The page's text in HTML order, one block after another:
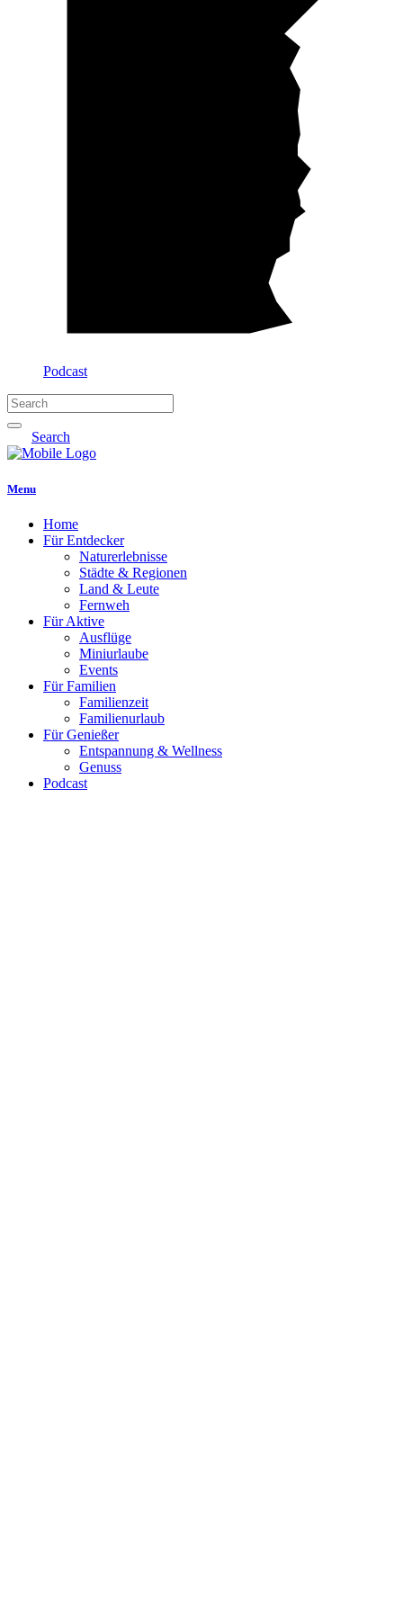
Podcast
Search
Menu
Home
Für Entdecker
Naturerlebnisse
Städte & Regionen
Land & Leute
Fernweh
Für Aktive
Ausflüge
Miniurlaube
Events
Für Familien
Familienzeit
Familienurlaub
Für Genießer
Entspannung & Wellness
Genuss
Podcast